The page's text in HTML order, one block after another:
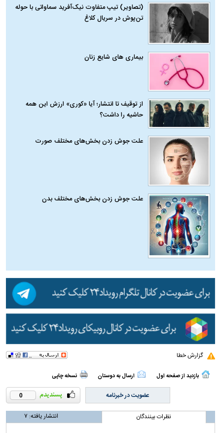
(تصاویر) تیپ متفاوت نیک‌آفرید سماواتی با حوله
تن‌پوش در سریال کلاغ
بیماری‌ های شایع زنان
از توقیف تا انتشار؛ آیا «کوری» ارزش این همه
حاشیه را داشت؟
علت جوش زدن بخش‌های مختلف صورت
علت جوش زدن بخش‌های مختلف بدن
گزارش خطا
بازدید از صفحه اول ارسال به دوستان نسخه چاپی
0 عضویت در خبرنامه
نظرات بینندگان انتشار یافته: ۷